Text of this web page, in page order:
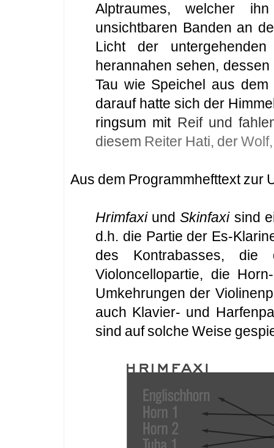
Alptraumes, welcher
unsichtbaren Banden an
Licht der
herannahen sehen,
Tau wie Speichel aus
darauf hatte sich der
ringsum mit Reif und
diesem Reiter Hati, der
Aus dem Programmhefttext zur
HrimfaxiundSkinfaxisind
d.h. die Partie der Es-
des Kontrabasses, die
Violoncellopartie, die
Umkehrungen der
auch Klavier- und
sind auf solche Weise